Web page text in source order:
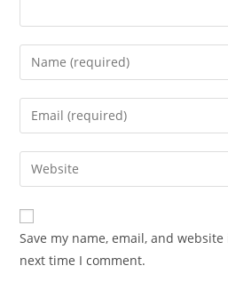
Save my name, email, and
next time I comment.